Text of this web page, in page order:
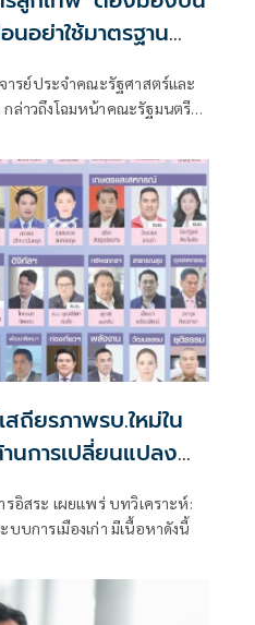
นอย่าใช้มาตรฐาน
ารย์ประจำคณะรัฐศาสตร์และ
ล่าวถึงโฉมหน้าคณะรัฐมนตรี
สถียรภาพรบ.ใหม่ใน
านการเปลี่ยนแปลง
วิเคราะห์:
บบการเมืองเก่า มีเนื้อหาดังนี้